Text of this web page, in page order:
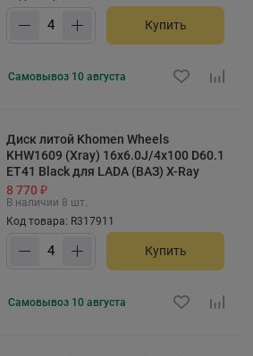
Купить
Самовывоз 10 августа
Диск литой Khomen Wheels
KHW1609 (Xray) 16x6.0J/4x100 D60.1
ET41 Black для LADA (ВАЗ) X-Ray
8 770 ₽
В наличии 8 шт.
Код товара: R317911
Купить
Самовывоз 10 августа